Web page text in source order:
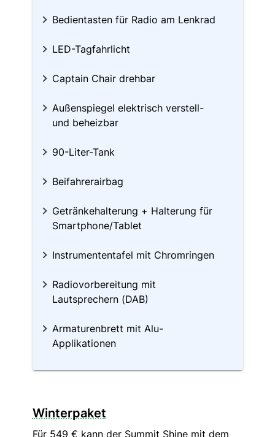
Bedientasten für Radio am Lenkrad
LED-Tagfahrlicht
Captain Chair drehbar
Außenspiegel elektrisch verstell-
und beheizbar
90-Liter-Tank
Beifahrerairbag
Getränkehalterung + Halterung für
Smartphone/Tablet
Instrumententafel mit Chromringen
Radiovorbereitung mit
Lautsprechern (DAB)
Armaturenbrett mit Alu-
Applikationen
Winterpaket
Für 549 € kann der Summit Shine mit dem